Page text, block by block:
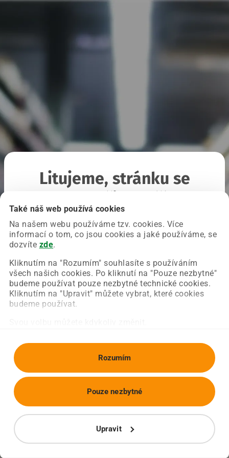
Také náš web používá cookies
Na našem webu používáme tzv. cookies. Více
informací o tom, co jsou cookies a jaké používáme, se
dozvíte zde.
Kliknutím na "Rozumím" souhlasíte s používáním
všech našich cookies. Po kliknutí na "Pouze nezbytné"
budeme používat pouze nezbytné technické cookies.
Kliknutím na "Upravit" můžete vybrat, které cookies
budeme používat.
Rozumím
Upravit
Pouze nezbytné
Litujeme, stránku se
Chyba nastala na naší straně a už ji opravujeme.
Zkuste prosím znovu načíst požadovanou stránku.
Obnovit stránku Úvodní strana